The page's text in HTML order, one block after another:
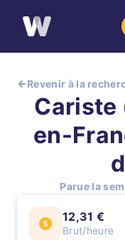
Revenir à la
Cariste
en-
Parue la
12,31 €
Brut/heure